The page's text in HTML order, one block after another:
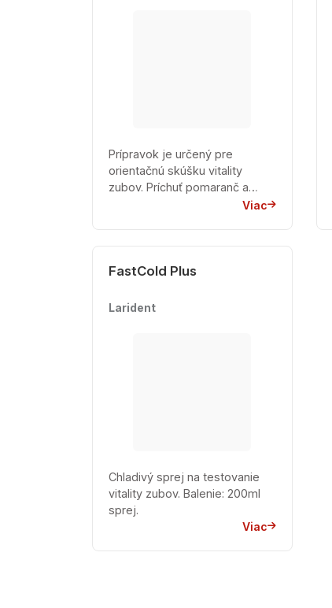
Prípravok je určený pre
orientačnú skúšku vitality
zubov. Príchuť pomaranč a
Viac
FastCold Plus
Larident
Chladivý sprej na testovanie
vitality zubov. Balenie: 200ml
sprej.
Viac